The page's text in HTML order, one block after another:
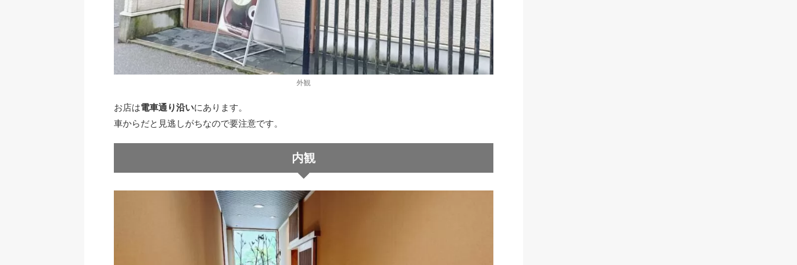
外観
お店は電車通り沿いにあります。
車からだと見逃しがちなので要注意です。
内観